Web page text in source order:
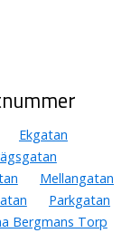
Ekgatan
Mellangatan
Parkgatan
Bergmans Torp